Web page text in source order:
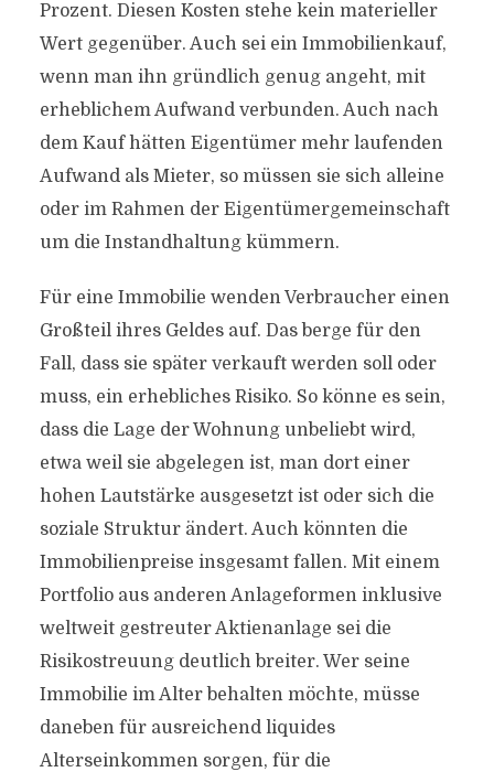
Prozent. Diesen Kosten stehe kein materieller
Wert gegenüber. Auch sei ein Immobilienkauf,
wenn man ihn gründlich genug angeht, mit
erheblichem Aufwand verbunden. Auch nach
dem Kauf hätten Eigentümer mehr laufenden
Aufwand als Mieter, so müssen sie sich alleine
oder im Rahmen der Eigentümergemeinschaft
um die Instandhaltung kümmern.
Für eine Immobilie wenden Verbraucher einen
Großteil ihres Geldes auf. Das berge für den
Fall, dass sie später verkauft werden soll oder
muss, ein erhebliches Risiko. So könne es sein,
dass die Lage der Wohnung unbeliebt wird,
etwa weil sie abgelegen ist, man dort einer
hohen Lautstärke ausgesetzt ist oder sich die
soziale Struktur ändert. Auch könnten die
Immobilienpreise insgesamt fallen. Mit einem
Portfolio aus anderen Anlageformen inklusive
weltweit gestreuter Aktienanlage sei die
Risikostreuung deutlich breiter. Wer seine
Immobilie im Alter behalten möchte, müsse
daneben für ausreichend liquides
Alterseinkommen sorgen, für die